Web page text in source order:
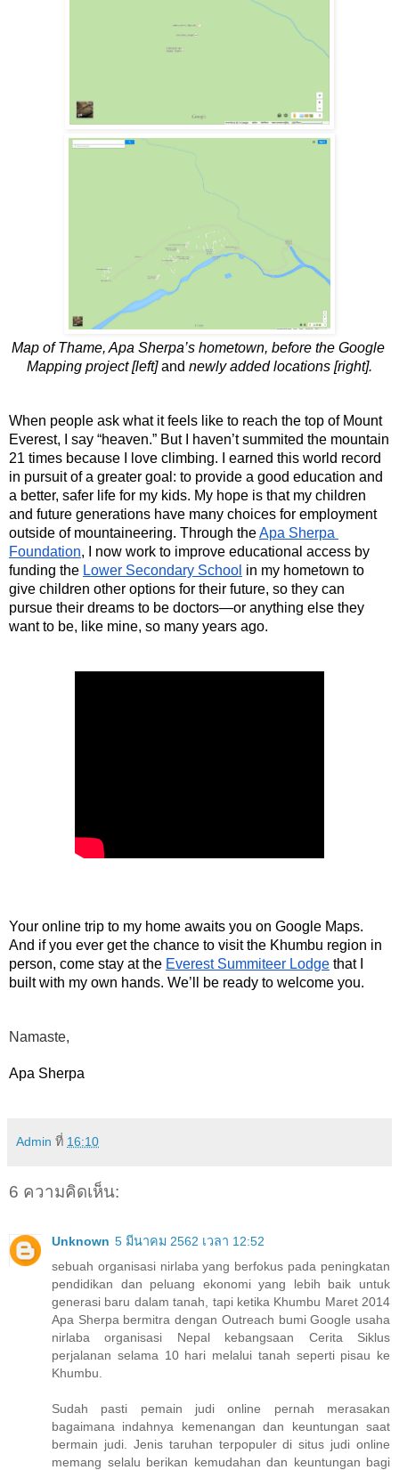
Map of Thame, Apa Sherpa’s hometown, before the Google
Mapping project [left] and newly added locations [right].
When people ask what it feels like to reach the top of Mount
Everest, I say “heaven.” But I haven’t summited the mountain
21 times because I love climbing. I earned this world record
in pursuit of a greater goal: to provide a good education and
a better, safer life for my kids. My hope is that my children
and future generations have many choices for employment
outside of mountaineering. Through the Apa Sherpa
Foundation, I now work to improve educational access by
funding the Lower Secondary School in my hometown to
give children other options for their future, so they can
pursue their dreams to be doctors—or anything else they
want to be, like mine, so many years ago.
Your online trip to my home awaits you on Google Maps.
And if you ever get the chance to visit the Khumbu region in
person, come stay at the Everest Summiteer Lodge that I
built with my own hands. We’ll be ready to welcome you.
Namaste,
Apa Sherpa
Admin ที่ 16:10
6 ความคิดเห็น:
Unknown 5 มีนาคม 2562 เวลา 12:52
sebuah organisasi nirlaba yang berfokus pada peningkatan
pendidikan dan peluang ekonomi yang lebih baik untuk
generasi baru dalam tanah, tapi ketika Khumbu Maret 2014
Apa Sherpa bermitra dengan Outreach bumi Google usaha
nirlaba organisasi Nepal kebangsaan Cerita Siklus
perjalanan selama 10 hari melalui tanah seperti pisau ke
Khumbu.
Sudah pasti pemain judi online pernah merasakan
bagaimana indahnya kemenangan dan keuntungan saat
bermain judi. Jenis taruhan terpopuler di situs judi online
memang selalu berikan kemudahan dan keuntungan bagi